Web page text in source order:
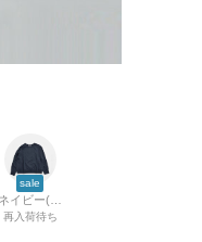
sale
再入荷待ち